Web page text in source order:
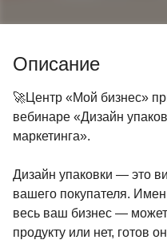
Описание
🚀Центр «Мой бизнес»
вебинаре «Дизайн
маркетинга».
Дизайн упаковки — это
вашего покупателя.
весь ваш бизнес —
продукту или нет, готов